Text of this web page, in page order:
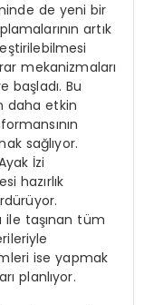
de yeni bir
artık
mekanizmaları
başladı. Bu
daha etkin
sağlıyor.
İzi
hazırlık
ile taşınan tüm
ise yapmak
planlıyor.